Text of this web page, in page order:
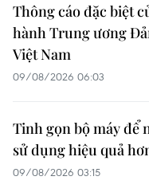
Thông cáo đặc biệt
hành Trung ương
Việt Nam
09/08/2026 06:03
Tinh gọn bộ máy để
sử dụng hiệu quả
09/08/2026 03:15